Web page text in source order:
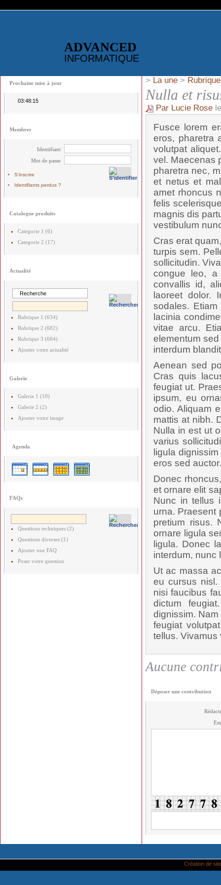
ADVANCED
INFORMATIQUE
Prochaine mise à jour
03:48:15
Membres
Identifiant
Mot de passe
S'inscrire
Identifiants perdus ?
Catalogue produits
Categorie 1 (6)
Categorie 2 (17)
Actualité
Rubrique 1 (634)
Rubrique 2 (682)
Rubrique 3 (684)
Ajouter votre actualité
Galerie
Galerie 1 (10)
Galerie 2 (2)
Ajouter votre image
Agenda
FAQs
Questions techniques (2)
Questions diverses (1)
Ajouter une FAQ
Poser votre question
> La une >
Nulla et
Par Lucie Rose
Fusce lorem
eros, pharetra
volutpat
vel. Maecenas
pharetra nec,
et netus et
amet rhoncus
felis
magnis dis
vestibulum
Cras erat
turpis sem.
sollicitudin.
congue leo, a
convallis id,
laoreet dolor.
sodales.
lacinia
vitae arcu.
elementum
interdum
Aenean sed
Cras quis
feugiat ut.
ipsum, eu
odio. Aliquam
mattis at nibh.
Nulla in est ut
varius
ligula
eros sed auctor.
Donec
et ornare elit
Nunc in tellus
urna. Praesent
pretium risus.
ornare ligula
ligula. Donec
interdum, nunc
Ut ac massa
eu cursus nisl.
nisi faucibus
dictum
dignissim.
feugiat
tellus. Vivamus
Aucune
Déposer une contribution
Création de